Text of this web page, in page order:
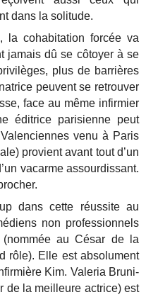
dans la solitude.
la cohabitation forcée va
jamais dû se côtoyer à se
plus de barrières
peuvent se retrouver
face au même infirmier
éditrice parisienne peut
venu à Paris
provient avant tout d’un
vacarme assourdissant.
dans cette réussite au
non professionnels
au César de la
rôle). Elle est absolument
Kim. Valeria Bruni-
de la meilleure actrice) est